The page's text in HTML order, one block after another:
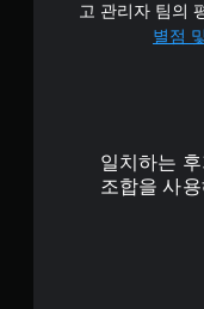
고 관리자 팀의
별점
일치하는
조합을 사